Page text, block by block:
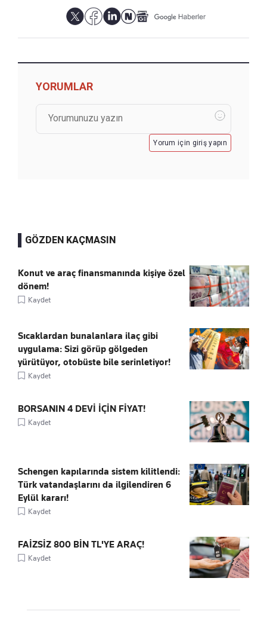
YORUMLAR
Yorum için giriş yapın
GÖZDEN KAÇMASIN
Konut ve araç finansmanında kişiye özel
dönem!
Kaydet
Sıcaklardan bunalanlara ilaç gibi
uygulama: Sizi görüp gölgeden
yürütüyor, otobüste bile serinletiyor!
Kaydet
BORSANIN 4 DEVİ İÇİN FİYAT!
Kaydet
Schengen kapılarında sistem kilitlendi:
Türk vatandaşlarını da ilgilendiren 6
Eylül kararı!
Kaydet
FAİZSİZ 800 BİN TL'YE ARAÇ!
Kaydet